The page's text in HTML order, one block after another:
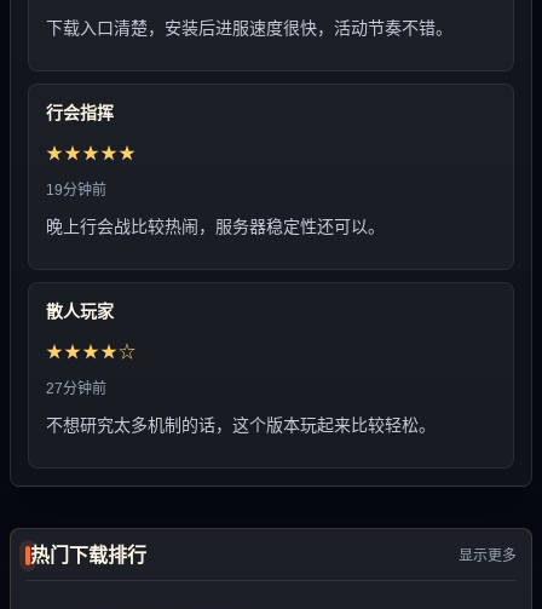
下载入口清楚，安装后进服速度很快，活动节奏不错。
行会指挥
★★★★★
19分钟前
晚上行会战比较热闹，服务器稳定性还可以。
散人玩家
★★★★☆
27分钟前
不想研究太多机制的话，这个版本玩起来比较轻松。
热门下载排行 显示更多